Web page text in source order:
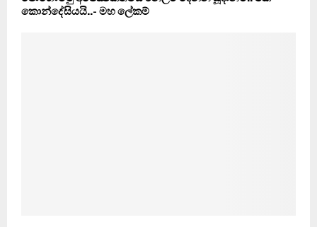
කොන්දේසියයි..- මහ ලේකම්